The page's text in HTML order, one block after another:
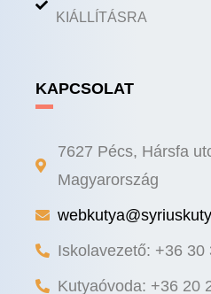
KIÁLLÍTÁSRA
KAPCSOLAT
7627 Pécs, Hársfa
Magyarország
Iskolavezető: +36 30
Kutyaóvoda: +36 20